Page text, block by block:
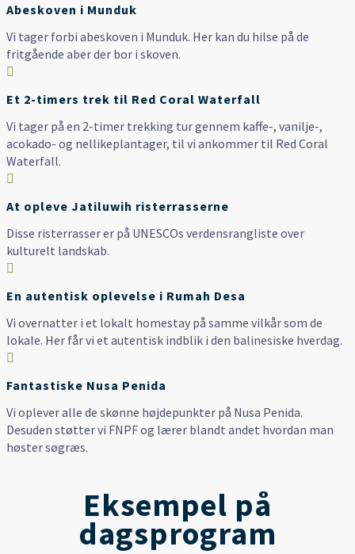
Abeskoven i Munduk
Vi tager forbi abeskoven i Munduk. Her kan du hilse på de
fritgående aber der bor i skoven.

Et 2-timers trek til Red Coral Waterfall
Vi tager på en 2-timer trekking tur gennem kaffe-, vanilje-,
acokado- og nellikeplantager, til vi ankommer til Red Coral
Waterfall.

At opleve Jatiluwih risterrasserne
Disse risterrasser er på UNESCOs verdensrangliste over
kulturelt landskab.

En autentisk oplevelse i Rumah Desa
Vi overnatter i et lokalt homestay på samme vilkår som de
lokale. Her får vi et autentisk indblik i den balinesiske hverdag.

Fantastiske Nusa Penida
Vi oplever alle de skønne højdepunkter på Nusa Penida.
Desuden støtter vi FNPF og lærer blandt andet hvordan man
høster søgræs.
Eksempel på
dagsprogram